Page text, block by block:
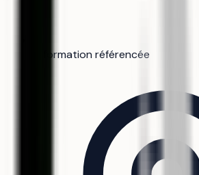
0 formation référencée